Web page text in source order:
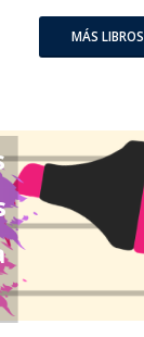
MÁS LIBROS